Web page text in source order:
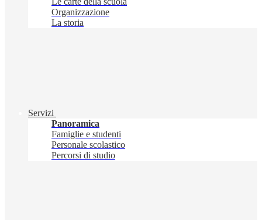
Organizzazione
La storia
Servizi
Panoramica
Famiglie e studenti
Personale scolastico
Percorsi di studio